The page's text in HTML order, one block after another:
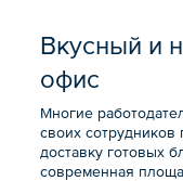
Вкусный и
офис
Многие
своих
доставку готовых
современная